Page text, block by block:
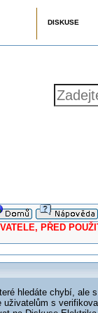
DISKUSE
PŘED
hledáte chybí, ale
uživatelům s